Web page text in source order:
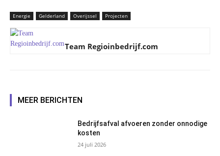
Energie Gelderland Overijssel Projecten
Team Regioinbedrijf.com
MEER BERICHTEN
Bedrijfsafval afvoeren zonder onnodige
kosten
24 juli 2026